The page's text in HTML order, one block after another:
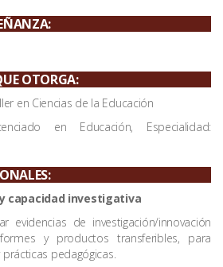
OTORGA:
en Ciencias de la Educación
en Educación, Especialidad:
capacidad investigativa
evidencias de investigación/innovación
y productos transferibles, para
pedagógicas.